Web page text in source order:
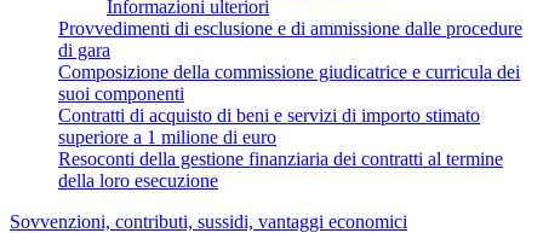
Informazioni ulteriori
Provvedimenti di esclusione e di ammissione dalle procedure
di gara
Composizione della commissione giudicatrice e curricula dei
suoi componenti
Contratti di acquisto di beni e servizi di importo stimato
superiore a 1 milione di euro
Resoconti della gestione finanziaria dei contratti al termine
della loro esecuzione
Sovvenzioni, contributi, sussidi, vantaggi economici